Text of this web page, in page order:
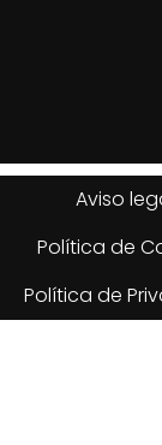
Aviso
Política de
Política de